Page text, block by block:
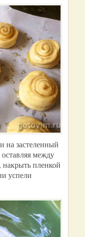
на застеленный
между
пленкой
успели